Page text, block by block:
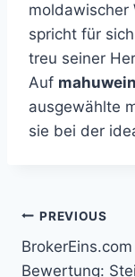
moldawischer
spricht für
treu seiner
Auf
ausgewählte
sie bei der
Post
navigation
PREVIOUS
BrokerEins.com
Bewertung: